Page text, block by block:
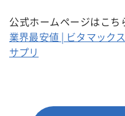
公式ホームページはこち
業界最安値 | ビタマック
サプリ